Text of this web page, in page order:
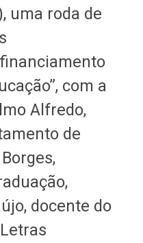
uma roda de
com a
Alfredo,
de
docente do